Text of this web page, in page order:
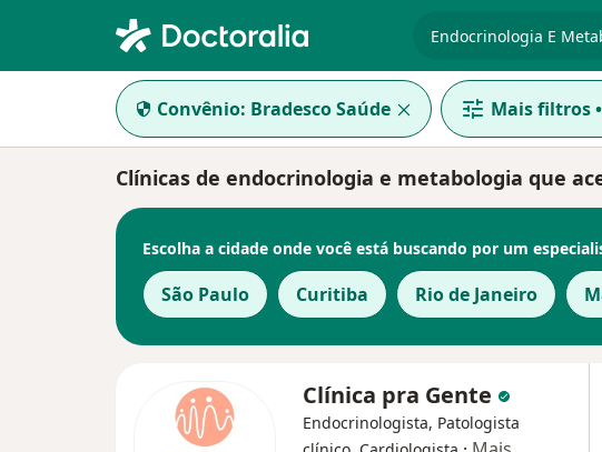
Convênio: Bradesco Saúde Mais filtros•
Clínicas de endocrinologia e metabologia que
Escolha a cidade onde você está buscando por um
São Paulo Curitiba Rio de Janeiro
Clínica pra Gente
Endocrinologista, Patologista